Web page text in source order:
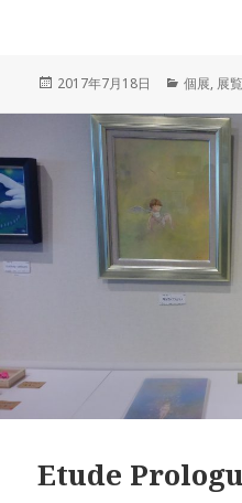
投
2017年7月18日
カ
ゴ
リ
個展, 展
Etude